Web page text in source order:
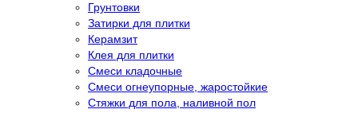
Грунтовки
Затирки для плитки
Керамзит
Клея для плитки
Смеси кладочные
Смеси огнеупорные, жаростойкие
Стяжки для пола, наливной пол